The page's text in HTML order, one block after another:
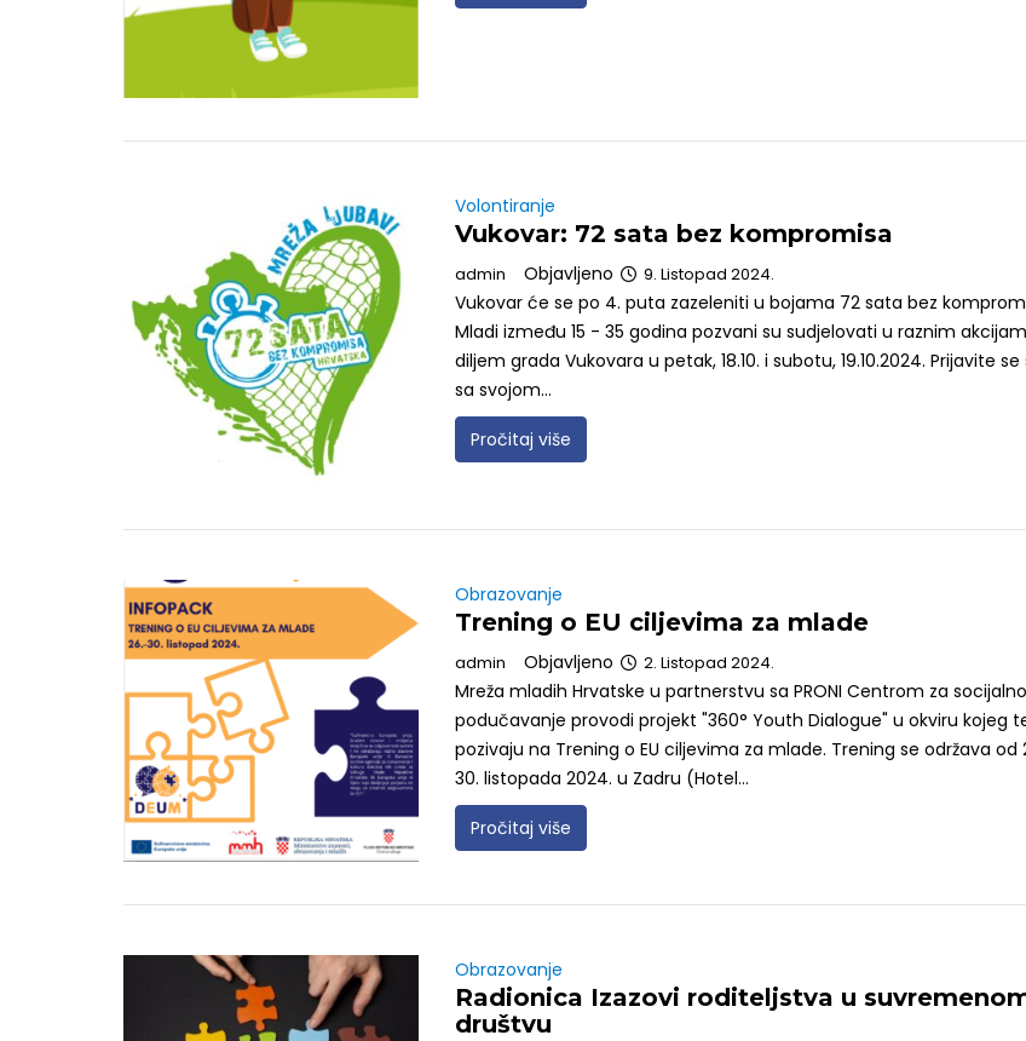
Volontiranje
Vukovar: 72 sata bez kompromisa
admin Objavljeno 9. Listopad 2024.
Vukovar će se po 4. puta zazeleniti u bojama 72 sata bez
Mladi između 15 - 35 godina pozvani su sudjelovati u raznim
diljem grada Vukovara u petak, 18.10. i subotu, 19.10.2024. Prijavite se
sa svojom...
Pročitaj više
Obrazovanje
Trening o EU ciljevima za mlade
admin Objavljeno 2. Listopad 2024.
Mreža mladih Hrvatske u partnerstvu sa PRONI Centrom za socijalno
podučavanje provodi projekt "360° Youth Dialogue" u okviru kojeg
pozivaju na Trening o EU ciljevima za mlade. Trening se održava od
30. listopada 2024. u Zadru (Hotel...
Pročitaj više
Obrazovanje
Radionica Izazovi roditeljstva u
društvu